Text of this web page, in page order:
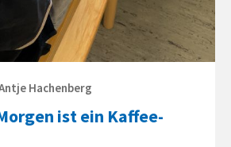
Hachenberg
ist ein Kaffee-